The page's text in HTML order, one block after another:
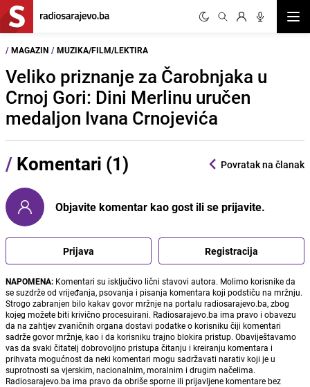
/ MAGAZIN / MUZIKA/FILM/LEKTIRA
Veliko priznanje za Čarobnjaka u
Crnoj Gori: Dini Merlinu uručen
medaljon Ivana Crnojevića
/ Komentari (1) Povratak na članak
Objavite komentar kao gost ili se prijavite.
Prijava Registracija
NAPOMENA: Komentari su isključivo lični stavovi autora. Molimo korisnike da
se suzdrže od vrijeđanja, psovanja i pisanja komentara koji podstiču na mržnju.
Strogo zabranjen bilo kakav govor mržnje na portalu radiosarajevo.ba, zbog
kojeg možete biti krivično procesuirani. Radiosarajevo.ba ima pravo i obavezu
da na zahtjev zvaničnih organa dostavi podatke o korisniku čiji komentari
sadrže govor mržnje, kao i da korisniku trajno blokira pristup. Obaviještavamo
vas da svaki čitatelj dobrovoljno pristupa čitanju i kreiranju komentara i
prihvata mogućnost da neki komentari mogu sadržavati narativ koji je u
suprotnosti sa vjerskim, nacionalnim, moralnim i drugim načelima.
Radiosarajevo.ba ima pravo da obriše sporne ili prijavljene komentare bez